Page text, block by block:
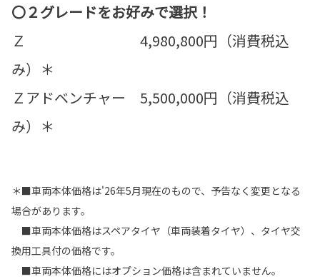
〇２グレードをお好みで選択！
Ｚ 4,980,800円（消費税込
み）＊
Ｚアドベンチャー 5,500,000円（消費税込
み）＊
＊■車両本体価格は'26年5月現在のもので、予告なく変更となる
場合があります。
■車両本体価格はスペアタイヤ（車両装着タイヤ）、タイヤ交
換用工具付の価格です。
■車両本体価格にはオプション価格は含まれていません。